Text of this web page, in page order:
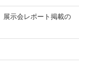
展示会レポート掲載の